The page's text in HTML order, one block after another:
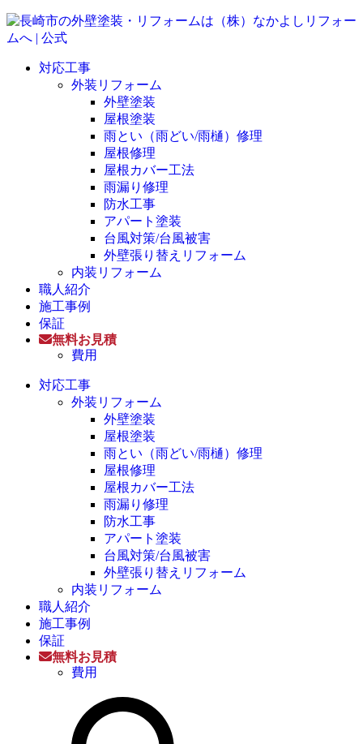
対応工事
外装リフォーム
外壁塗装
屋根塗装
雨とい（雨どい/雨樋）修理
屋根修理
屋根カバー工法
雨漏り修理
防水工事
アパート塗装
台風対策/台風被害
外壁張り替えリフォーム
内装リフォーム
職人紹介
施工事例
保証
無料お見積
費用
対応工事
外装リフォーム
外壁塗装
屋根塗装
雨とい（雨どい/雨樋）修理
屋根修理
屋根カバー工法
雨漏り修理
防水工事
アパート塗装
台風対策/台風被害
外壁張り替えリフォーム
内装リフォーム
職人紹介
施工事例
保証
無料お見積
費用